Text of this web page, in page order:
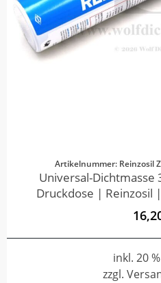
Artikelnummer: Reinzosil
Universal-Dichtmasse
Druckdose | Reinzosil
inkl. 20
zzgl.